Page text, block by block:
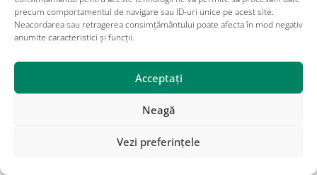
precum comportamentul de navigare sau ID-uri unice pe acest site.
Neacordarea sau retragerea consimțământului poate afecta în mod negativ
anumite caracteristici și funcții.
Acceptați
Neagă
Vezi preferințele
ruperea epidermei, ceea ce duce la apariția unor leziuni
vizibile, cunoscute sub numele de cankere de primăvară.
Inoculul provenit din aceste cancere este diseminat de
ploaie și vânt, infectând țesuturile sănătoase ale plantelor
bacterii și duc la infecții secundare.
Cankerele de vară se formează în țesutul verde al lăstarului,